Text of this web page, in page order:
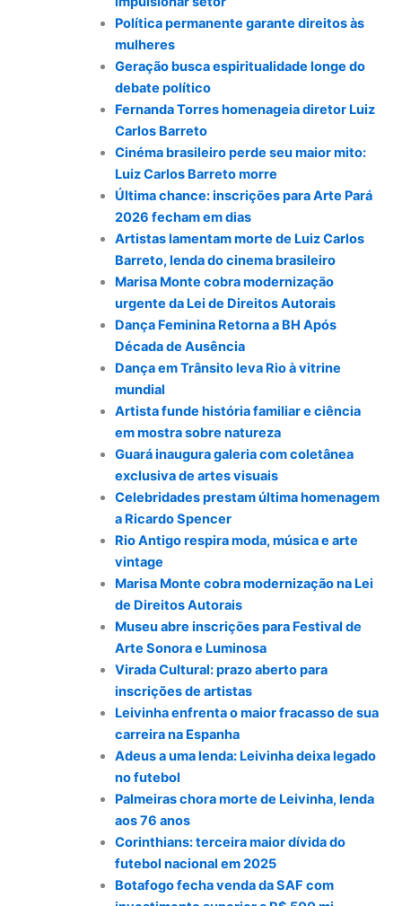
Política permanente garante direitos às
mulheres
Geração busca espiritualidade longe do
debate político
Fernanda Torres homenageia diretor Luiz
Carlos Barreto
Cinéma brasileiro perde seu maior mito:
Luiz Carlos Barreto morre
Última chance: inscrições para Arte Pará
2026 fecham em dias
Artistas lamentam morte de Luiz Carlos
Barreto, lenda do cinema brasileiro
Marisa Monte cobra modernização
urgente da Lei de Direitos Autorais
Dança Feminina Retorna a BH Após
Década de Ausência
Dança em Trânsito leva Rio à vitrine
mundial
Artista funde história familiar e ciência
em mostra sobre natureza
Guará inaugura galeria com coletânea
exclusiva de artes visuais
Celebridades prestam última homenagem
a Ricardo Spencer
Rio Antigo respira moda, música e arte
vintage
Marisa Monte cobra modernização na Lei
de Direitos Autorais
Museu abre inscrições para Festival de
Arte Sonora e Luminosa
Virada Cultural: prazo aberto para
inscrições de artistas
Leivinha enfrenta o maior fracasso de sua
carreira na Espanha
Adeus a uma lenda: Leivinha deixa legado
no futebol
Palmeiras chora morte de Leivinha, lenda
aos 76 anos
Corinthians: terceira maior dívida do
futebol nacional em 2025
Botafogo fecha venda da SAF com